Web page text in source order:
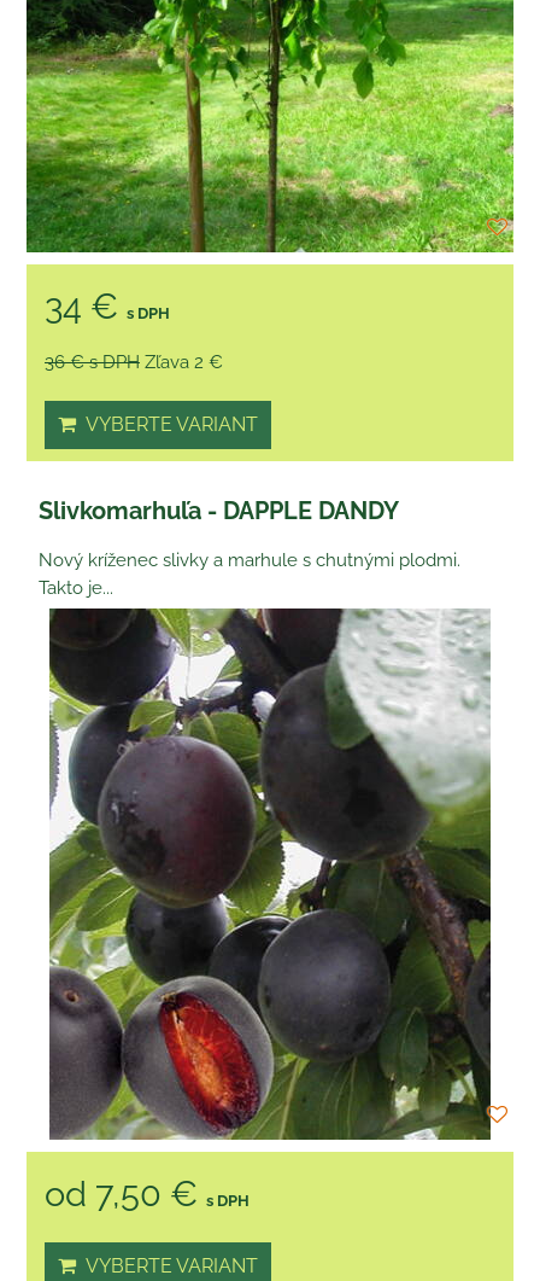
34 € s DPH
36 €s DPH Zľava 2 €
VYBERTE VARIANT
Slivkomarhuľa - DAPPLE DANDY
Nový kríženec slivky a marhule s chutnými plodmi.
Takto je...
od 7,50 € s DPH
VYBERTE VARIANT